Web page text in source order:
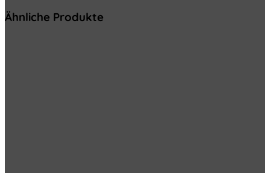
Ähnliche Produkte